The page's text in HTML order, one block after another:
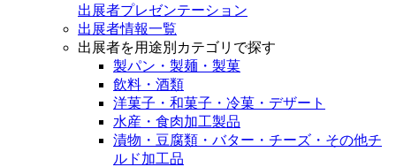
出展者プレゼンテーション
出展者情報一覧
出展者を用途別カテゴリで探す
製パン・製麺・製菓
飲料・酒類
洋菓子・和菓子・冷菓・デザート
水産・食肉加工製品
漬物・豆腐類・バター・チーズ・その他チ
ルド加工品